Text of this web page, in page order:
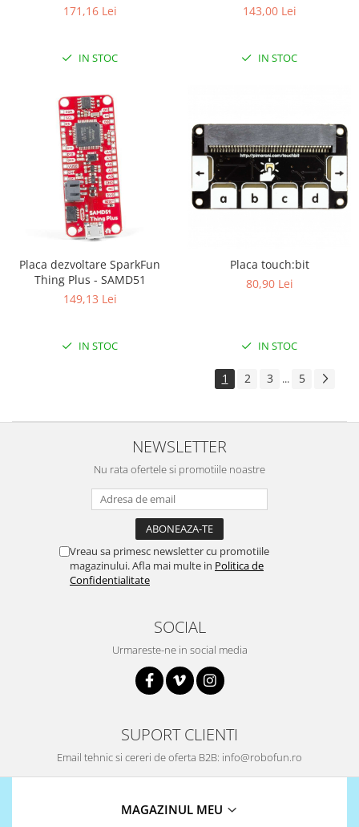
171,16 Lei
IN STOC
143,00 Lei
IN STOC
Placa dezvoltare SparkFun
Thing Plus - SAMD51
149,13 Lei
IN STOC
Placa touch:bit
80,90 Lei
IN STOC
1 2 3 ... 5
NEWSLETTER
Nu rata ofertele si promotiile noastre
Vreau sa primesc newsletter cu promotiile
magazinului. Afla mai multe in Politica de
Confidentialitate
SOCIAL
Urmareste-ne in social media
SUPORT CLIENTI
Email tehnic si cereri de oferta B2B: info@robofun.ro
MAGAZINUL MEU